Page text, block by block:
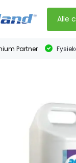
Alle
Partner